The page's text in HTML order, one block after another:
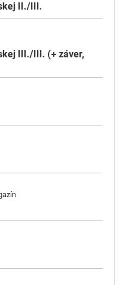
II./III.
III./III. (+ záver,